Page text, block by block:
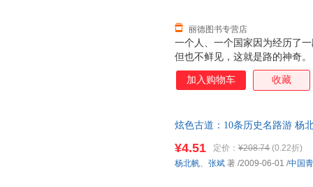
一个人、一个国家因为经历了
但也不鲜见，这就是路的神奇
路上，烦恼的人变快乐了，空
人变健壮了，就知足了。 为了
行的人用来查资料的，而且是
让大家在选择出行的路线时，
心情一定要是轻松的，而带上
丽德图书专营店
加入购物车 收藏
炫色古道：10条历史名路游 杨
¥4.51 定价： ¥208.74 (0.22折)
杨北帆、 张斌 著 /2009-06-01 /中国